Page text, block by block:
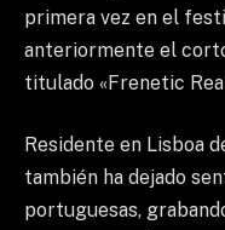
primera vez en el
anteriormente el
titulado «Frenetic
Residente en Lisboa
también ha dejado
portuguesas,